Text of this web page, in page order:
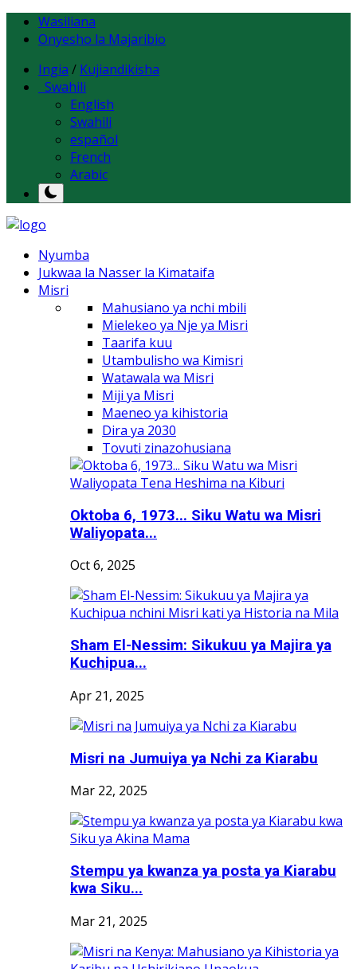
Wasiliana
Onyesho la Majaribio
Ingia / Kujiandikisha
Swahili
English
Swahili
español
French
Arabic
Nyumba
Jukwaa la Nasser la Kimataifa
Misri
Mahusiano ya nchi mbili
Mielekeo ya Nje ya Misri
Taarifa kuu
Utambulisho wa Kimisri
Watawala wa Misri
Miji ya Misri
Maeneo ya kihistoria
Dira ya 2030
Tovuti zinazohusiana
Oktoba 6, 1973... Siku Watu wa Misri
Waliyopata...
Oct 6, 2025
Sham El-Nessim: Sikukuu ya Majira ya
Kuchipua...
Apr 21, 2025
Misri na Jumuiya ya Nchi za Kiarabu
Mar 22, 2025
Stempu ya kwanza ya posta ya Kiarabu
kwa Siku...
Mar 21, 2025